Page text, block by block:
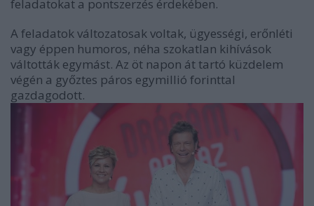
feladatokat a pontszerzés érdekében.
A feladatok változatosak voltak, ügyességi, erőnléti
vagy éppen humoros, néha szokatlan kihívások
váltották egymást. Az öt napon át tartó küzdelem
végén a győztes páros egymillió forinttal
gazdagodott.